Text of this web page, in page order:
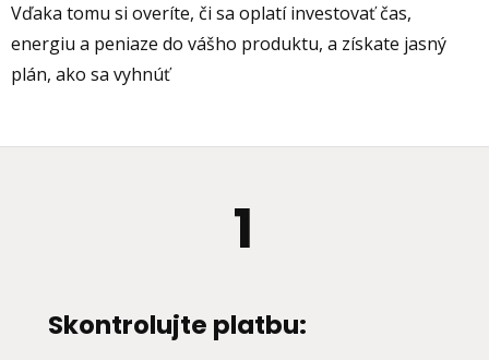
Vďaka tomu si overíte, či sa oplatí investovať čas,
energiu a peniaze do vášho produktu, a získate jasný
plán, ako sa vyhnúť
1
Skontrolujte platbu: